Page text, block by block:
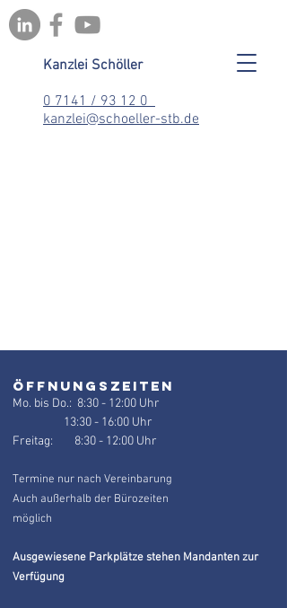
Kanzlei Schöller
0 7141 / 93 12 0
kanzlei@schoeller-stb.de
Öffnungszeiten
Mo. bis Do.: 8:30 - 12:00 Uhr
13:30 - 16:00 Uhr
Freitag: 8:30 - 12:00 Uhr
Termine nur nach Vereinbarung
Auch außerhalb der Bürozeiten
möglich
Ausgewiesene Parkplätze stehen Mandantenzur
Verfügung